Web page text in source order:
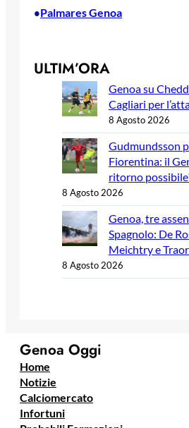
•Palmares Genoa
ULTIM’ORA
Genoa su
Cagliari per
8 Agosto 2026
Gudmundsson
Fiorentina: il
ritorno
8 Agosto 2026
Genoa, tre
Spagnolo: De
Meichtry e
8 Agosto 2026
Genoa Oggi
Home
Notizie
Calciomercato
Infortuni